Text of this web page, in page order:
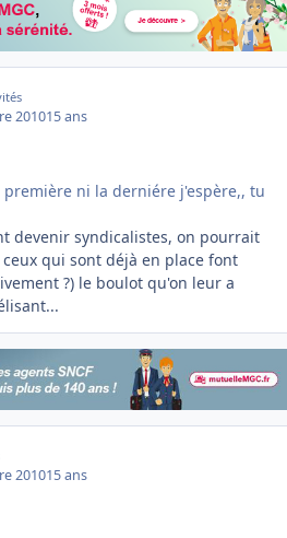
201015 ans
ni la derniére j'espère,, tu
devenir syndicalistes, on pourrait
qui sont déjà en place font
?) le boulot qu'on leur a
201015 ans